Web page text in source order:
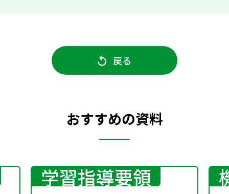
戻る
おすすめの資料
学習指導要領